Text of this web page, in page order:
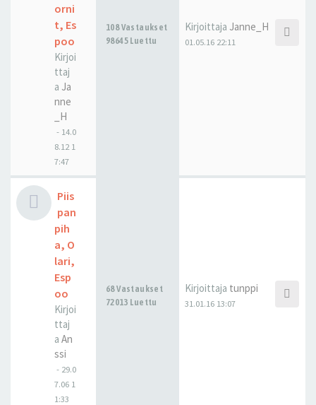
orni
t, Es
poo
Kirjoi
ttaj
a Ja
nne
_H
- 14.0
8.12 1
7:47
108 Vastaukset
98645 Luettu
Kirjoittaja Janne_H
01.05.16 22:11
Piis
pan
pih
a, O
lari,
Esp
oo
Kirjoi
ttaj
a An
ssi
- 29.0
7.06 1
1:33
68 Vastaukset
72013 Luettu
Kirjoittaja tunppi
31.01.16 13:07